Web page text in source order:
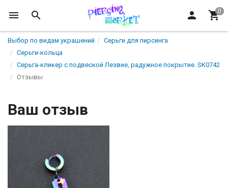
Выбор по видам украшений
Серьги для пирсинга
Серьги-кольца
Серьга-кликер с подвеской Лезвие, радужное покрытие. SK0742
Отзывы
Ваш отзыв